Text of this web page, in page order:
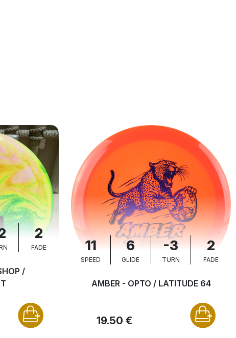
2
FADE
/
11
SPEED
6
GLIDE
-3
TURN
2
FADE
AMBER - OPTO / LATITUDE 64
19.50 €